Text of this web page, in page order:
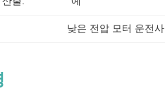
낮은 전압 모터 운전사